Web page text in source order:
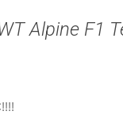
Alpine F1